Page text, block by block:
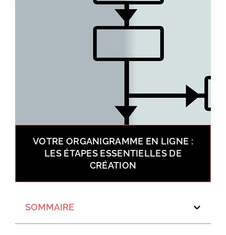
VOTRE ORGANIGRAMME EN LIGNE :
LES ÉTAPES ESSENTIELLES DE
CRÉATION
SOMMAIRE